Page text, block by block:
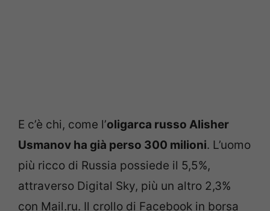
E c’è chi, come l’oligarca russo Alisher
Usmanov ha già perso 300 milioni. L’uomo
più ricco di Russia possiede il 5,5%,
attraverso Digital Sky, più un altro 2,3%
con Mail.ru. Il crollo di Facebook in borsa